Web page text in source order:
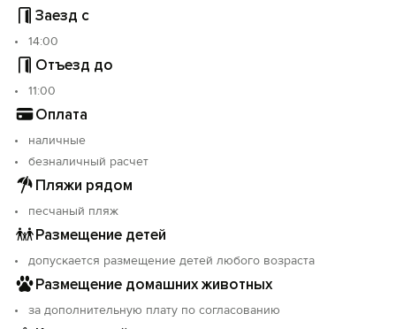
Заезд с
14:00
Отъезд до
11:00
Оплата
наличные
безналичный расчет
Пляжи рядом
песчаный пляж
Размещение детей
допускается размещение детей любого возраста
Размещение домашних животных
за дополнительную плату по согласованию